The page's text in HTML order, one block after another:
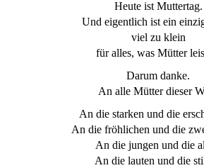
Heute ist Muttertag.
Und eigentlich ist ein
viel zu klein
für alles, was Mütter
Darum danke.
An alle Mütter dieser
An die starken und die
An die fröhlichen und die
An die jungen und die
An die lauten und die